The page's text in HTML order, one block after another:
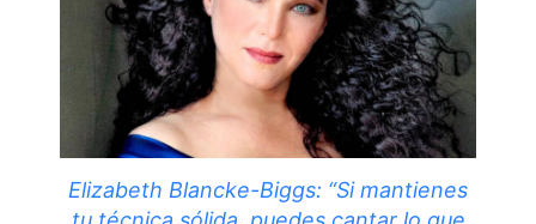
Elizabeth Blancke-Biggs: “Si mantienes